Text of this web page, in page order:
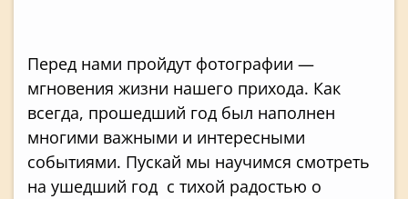
Перед нами пройдут фотографии —
мгновения жизни нашего прихода. Как
всегда, прошедший год был наполнен
многими важными и интересными
событиями. Пускай мы научимся смотреть
на ушедший год с тихой радостью о